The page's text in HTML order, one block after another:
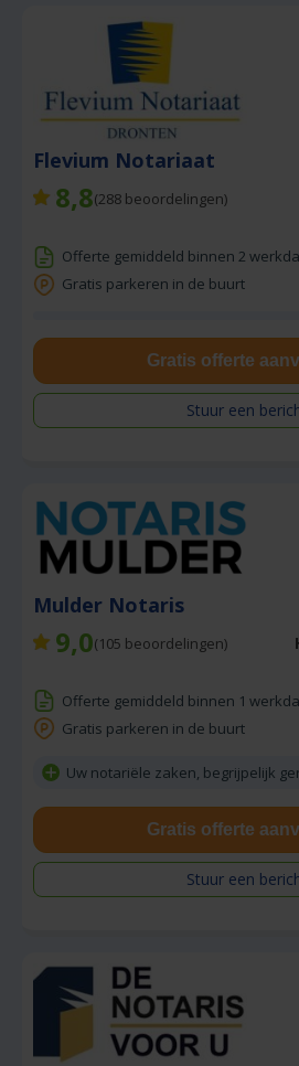
Flevium Notariaat
8,8(288 beoordelingen)
Offerte gemiddeld binnen 2
Gratis parkeren in de buurt
Gratis offerte
Stuur een
Mulder Notaris
9,0(105 beoordelingen)
Offerte gemiddeld binnen 1
Gratis parkeren in de buurt
Uw notariële zaken, begrijpelijk
Gratis offerte
Stuur een